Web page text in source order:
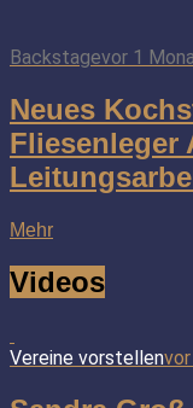
Backstagevor 1
Neues
Fliesenleger
Mehr
Videos
Vereine vorstellen